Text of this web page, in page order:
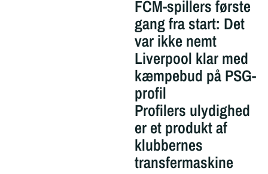
FCM-spillers første
gang fra start: Det
var ikke nemt
Liverpool klar med
kæmpebud på PSG-
profil
Profilers ulydighed
er et produkt af
klubbernes
transfermaskine